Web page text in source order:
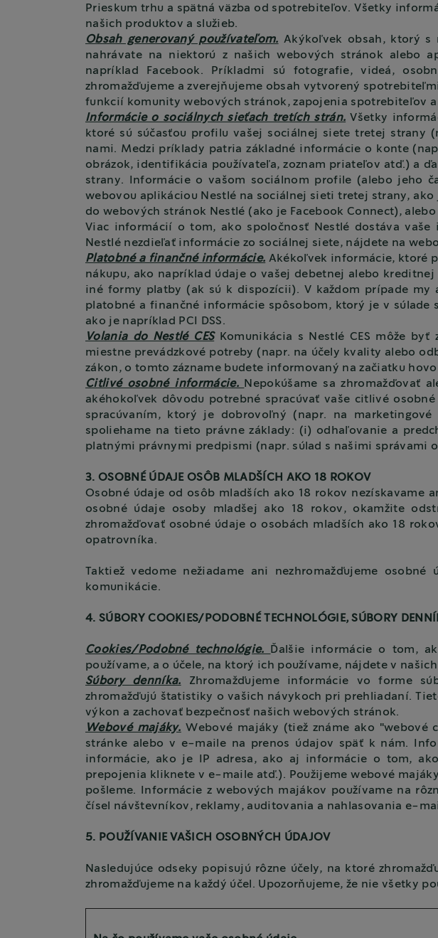
Prieskum trhu a spätná väzba od spotrebiteľov. Všetky
našich produktov a služieb.
Obsah generovaný používateľom. Akýkoľvek obsah, ktorý s
nahrávate na niektorú z našich webových stránok alebo
napríklad Facebook. Príkladmi sú fotografie, videá,
zhromažďujeme a zverejňujeme obsah vytvorený
funkcií komunity webových stránok, zapojenia spotrebiteľov
Informácie o sociálnych sieťach tretích strán. Všetky
ktoré sú súčasťou profilu vašej sociálnej siete tretej strany
nami. Medzi príklady patria základné informácie o konte
obrázok, identifikácia používateľa, zoznam priateľov atď.) a
strany. Informácie o vašom sociálnom profile (alebo jeho
webovou aplikáciou Nestlé na sociálnej sieti tretej strany,
do webových stránok Nestlé (ako je Facebook Connect),
Viac informácií o tom, ako spoločnosť Nestlé dostáva
Nestlé nezdieľať informácie zo sociálnej siete, nájdete na
Platobné a finančné informácie. Akékoľvek informácie, ktoré
nákupu, ako napríklad údaje o vašej debetnej alebo
iné formy platby (ak sú k dispozícii). V každom prípade my
platobné a finančné informácie spôsobom, ktorý je v
ako je napríklad PCI DSS.
Volania do Nestlé CESKomunikácia s Nestlé CES môže byť
miestne prevádzkové potreby (napr. na účely kvality alebo
zákon, o tomto zázname budete informovaný na začiatku
Citlivé osobné informácie.
Nepokúšame sa zhromažďovať
akéhokoľvek dôvodu potrebné spracúvať vaše citlivé
spracúvaním, ktorý je dobrovoľný (napr. na
spoliehame na tieto právne základy: (i) odhaľovanie a
platnými právnymi predpismi (napr. súlad s našimi správami
3. OSOBNÉ ÚDAJE OSÔB MLADŠÍCH AKO 18 ROKOV
Osobné údaje od osôb mladších ako 18 rokov nezískavame
osobné údaje osoby mladšej ako 18 rokov, okamžite
zhromažďovať osobné údaje o osobách mladších ako 18
opatrovníka.
Taktiež vedome nežiadame ani nezhromažďujeme
komunikácie.
4. SÚBORY COOKIES/PODOBNÉ TECHNOLÓGIE, SÚBORY
Cookies/Podobné technológie.
Ďalšie informácie o tom,
používame, a o účele, na ktorý ich používame, nájdete v
Súbory denníka. Zhromažďujeme informácie vo forme
zhromažďujú štatistiky o vašich návykoch pri prehliadaní.
výkon a zachovať bezpečnosť našich webových stránok.
Webové majáky. Webové majáky (tiež známe ako "webové
stránke alebo v e-maile na prenos údajov späť k nám.
informácie, ako je IP adresa, ako aj informácie o tom,
prepojenia kliknete v e-maile atď.). Použijeme webové
pošleme. Informácie z webových majákov používame na
čísel návštevníkov, reklamy, auditovania a nahlasovania e-
5. POUŽÍVANIE VAŠICH OSOBNÝCH ÚDAJOV
Nasledujúce odseky popisujú rôzne účely, na ktoré
zhromažďujeme na každý účel. Upozorňujeme, že nie všetky